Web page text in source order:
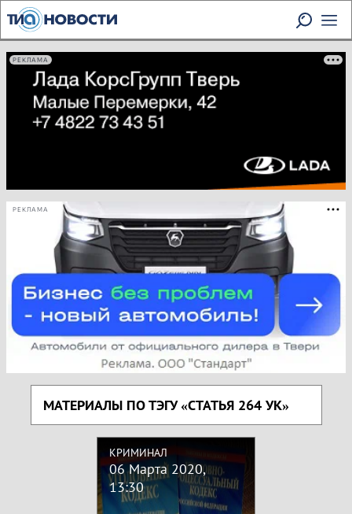
РЕКЛАМА
РЕКЛАМА
МАТЕРИАЛЫ ПО ТЭГУ «СТАТЬЯ 264 УК»
КРИМИНАЛ
06 Марта 2020,
13:30